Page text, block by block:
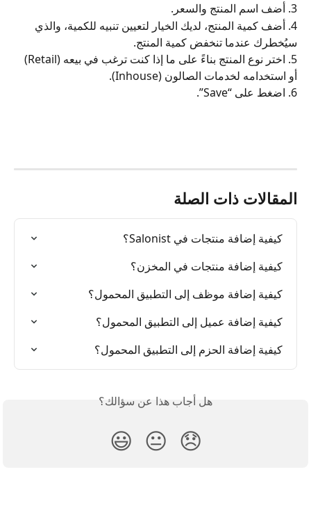
3. أضف اسم المنتج والسعر.
4. أضف كمية المنتج، لديك الخيار لتعيين تنبيه للكمية، والذي
سيُخطرك عندما تنخفض كمية المنتج.
5. اختر نوع المنتج بناءً على ما إذا كنت ترغب في بيعه (Retail)
أو استخدامه لخدمات الصالون (Inhouse).
6. اضغط على “Save”.
المقالات ذات الصلة
كيفية إضافة منتجات في Salonist؟
كيفية إضافة منتجات في المخزن؟
كيفية إضافة موظف إلى التطبيق المحمول؟
كيفية إضافة عميل إلى التطبيق المحمول؟
كيفية إضافة الحزم إلى التطبيق المحمول؟
هل أجاب هذا عن سؤالك؟
😞
😐
😃